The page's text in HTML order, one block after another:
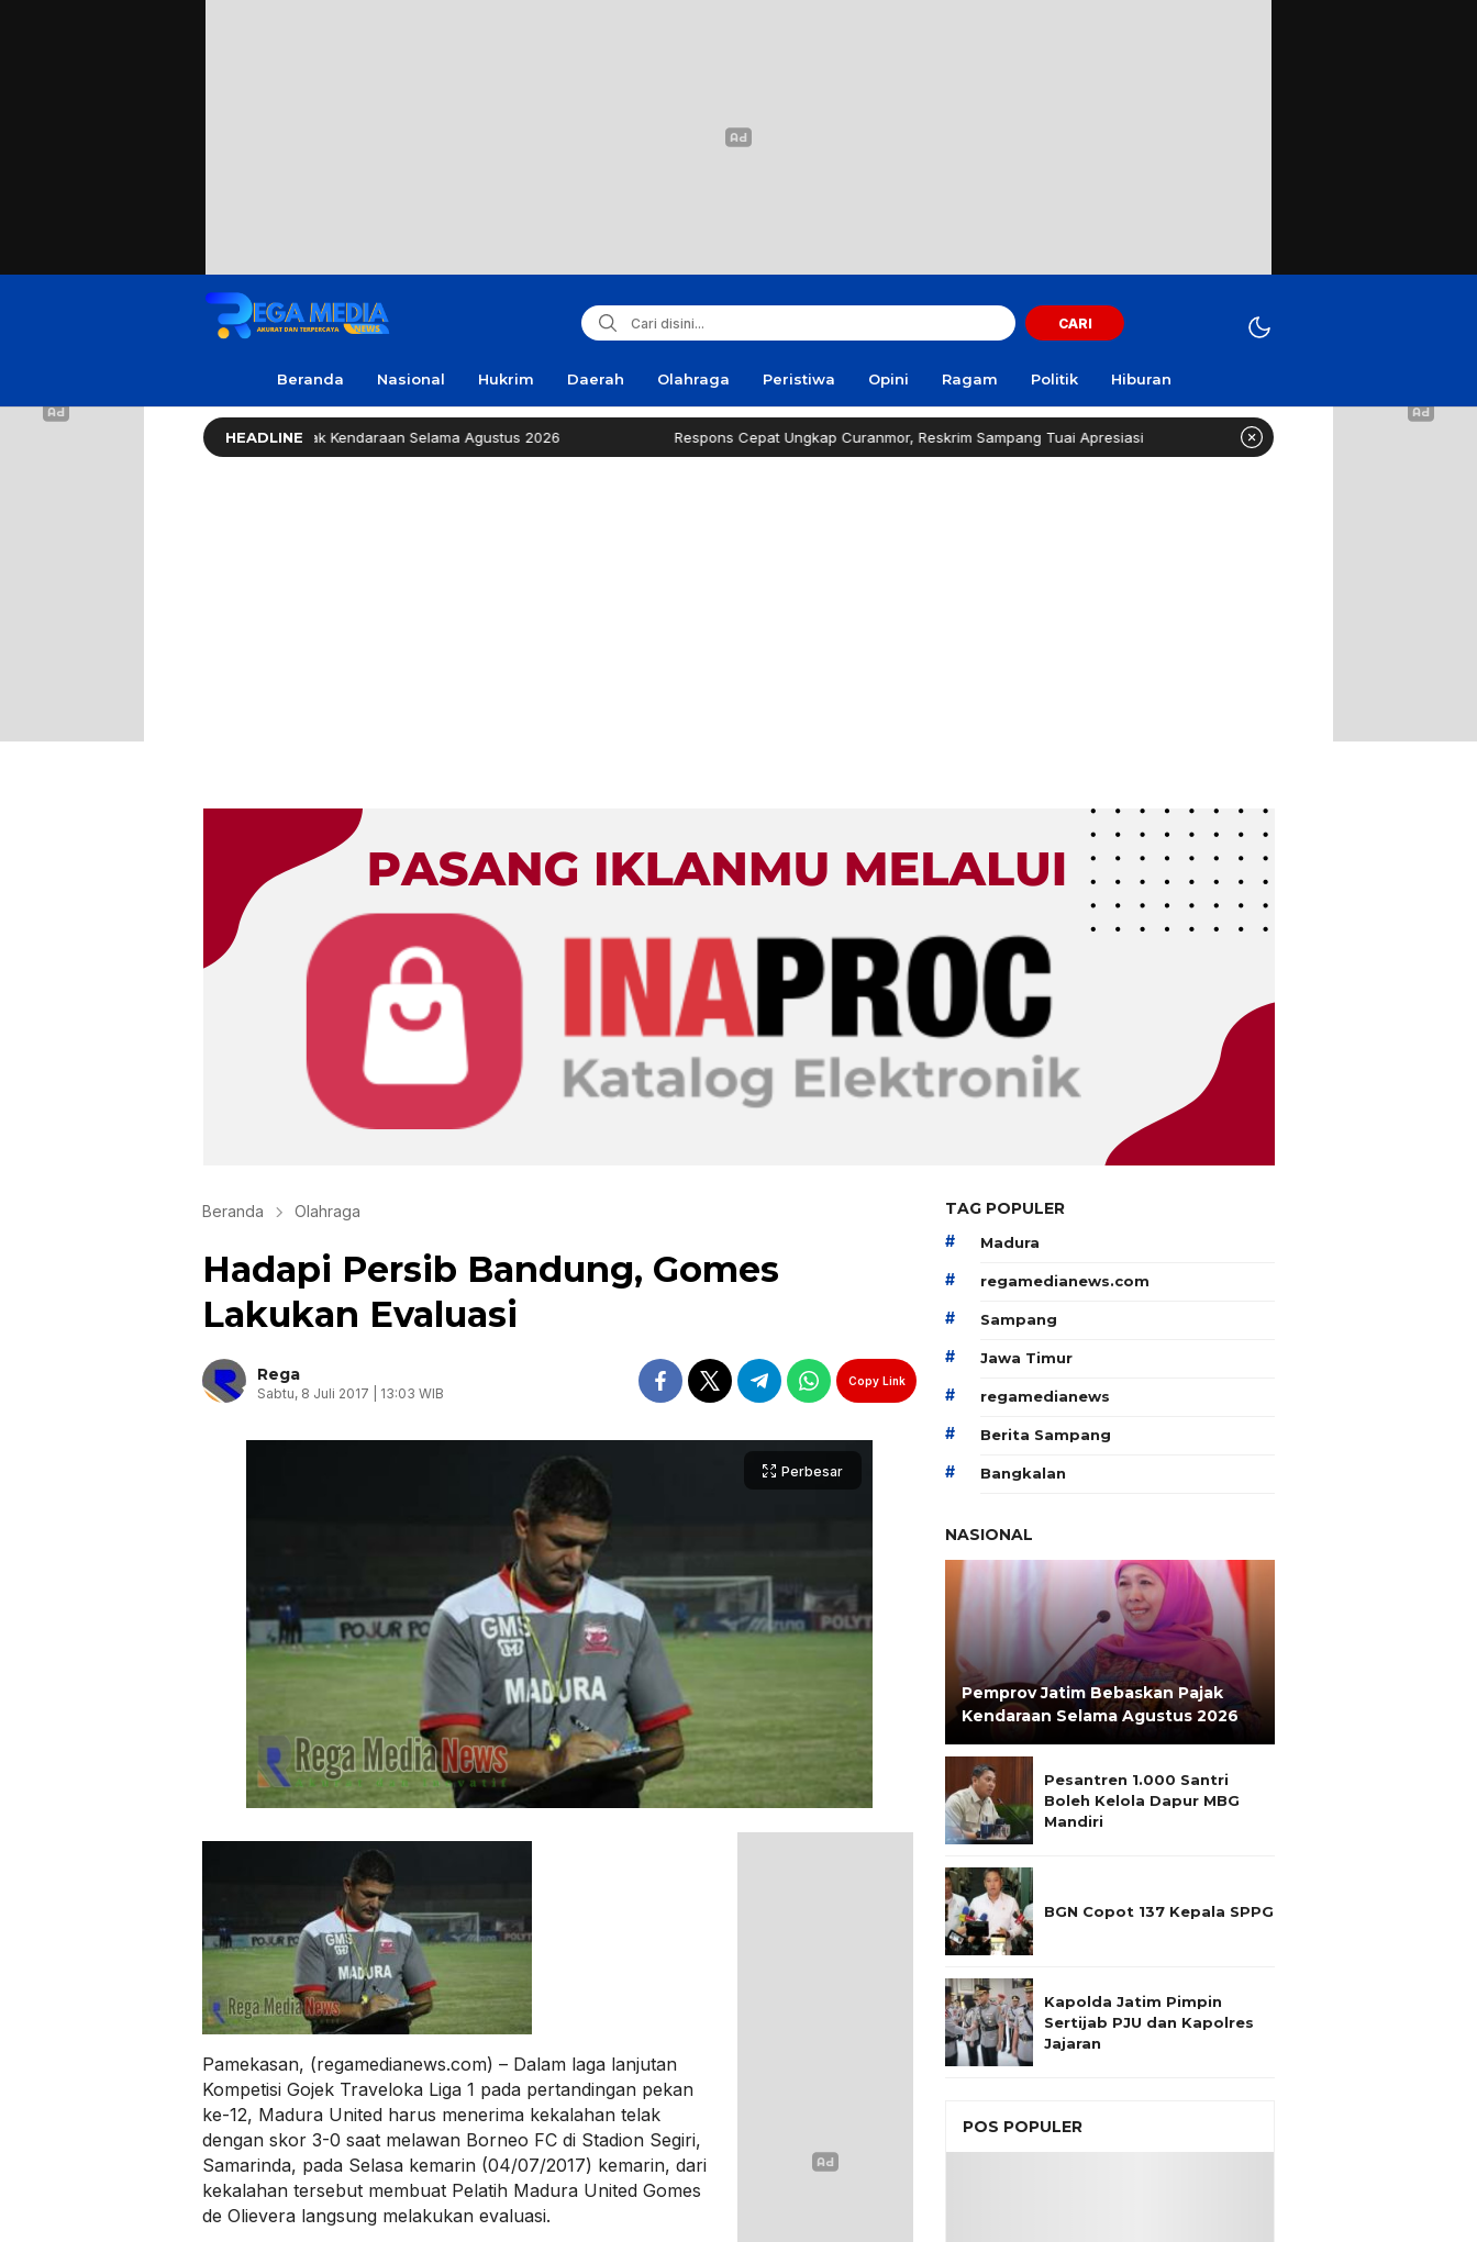
CARI
Beranda Nasional Hukrim Daerah Olahraga Peristiwa Opini Ragam Politik Hiburan
HEADLINE
Jatim Bebaskan Pajak Kendaraan Selama Agustus 2026 Respons Cepat Ungkap Curanmor, Reskrim Sampang Tuai Apresiasi Curi Motor! Dua Warga Batuporo Sampang Dibui
Beranda Olahraga
Hadapi Persib Bandung, Gomes
Lakukan Evaluasi
Rega
Sabtu, 8 Juli 2017 | 13:03 WIB
Copy Link
Perbesar
Pamekasan, (regamedianews.com) – Dalam laga lanjutan
Kompetisi Gojek Traveloka Liga 1 pada pertandingan pekan
ke-12, Madura United harus menerima kekalahan telak
dengan skor 3-0 saat melawan Borneo FC di Stadion Segiri,
Samarinda, pada Selasa kemarin (04/07/2017) kemarin, dari
kekalahan tersebut membuat Pelatih Madura United Gomes
de Olievera langsung melakukan evaluasi.
TAG POPULER
# Madura
# regamedianews.com
# Sampang
# Jawa Timur
# regamedianews
# Berita Sampang
# Bangkalan
NASIONAL
Pemprov Jatim Bebaskan Pajak
Kendaraan Selama Agustus 2026
Pesantren 1.000 Santri
Boleh Kelola Dapur MBG
Mandiri
BGN Copot 137 Kepala SPPG
Kapolda Jatim Pimpin
Sertijab PJU dan Kapolres
Jajaran
POS POPULER